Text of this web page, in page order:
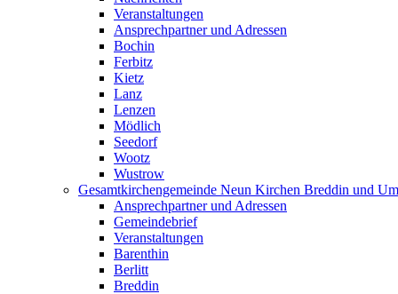
Veranstaltungen
Ansprechpartner und Adressen
Bochin
Ferbitz
Kietz
Lanz
Lenzen
Mödlich
Seedorf
Wootz
Wustrow
Gesamtkirchengemeinde Neun Kirchen Breddin und
Ansprechpartner und Adressen
Gemeindebrief
Veranstaltungen
Barenthin
Berlitt
Breddin